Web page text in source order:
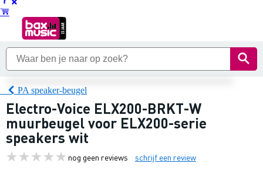
PA speaker-beugel
Electro-Voice ELX200-BRKT-W
muurbeugel voor ELX200-serie
speakers wit
nog geen reviews schrijf een review